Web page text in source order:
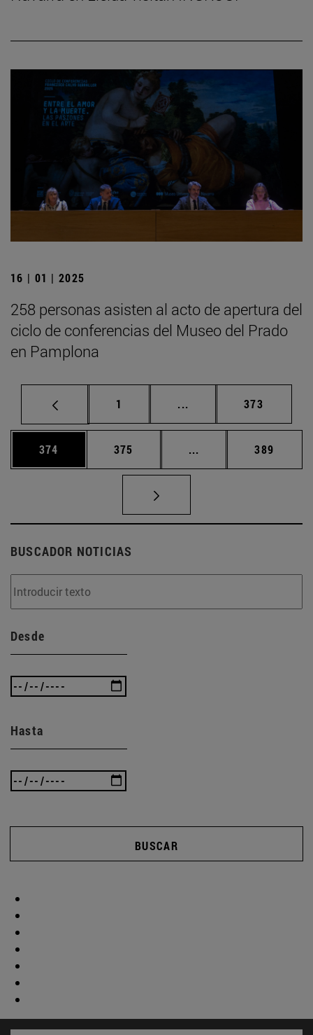
16 | 01 | 2025
258 personas asisten al acto de apertura del
ciclo de conferencias del Museo del Prado
en Pamplona
Página
1 ... Páginas intermedias
Página
373
Página
374 Página
375 ... Páginas intermedias
Página
389
BUSCADOR NOTICIAS
Desde
Hasta
BUSCAR